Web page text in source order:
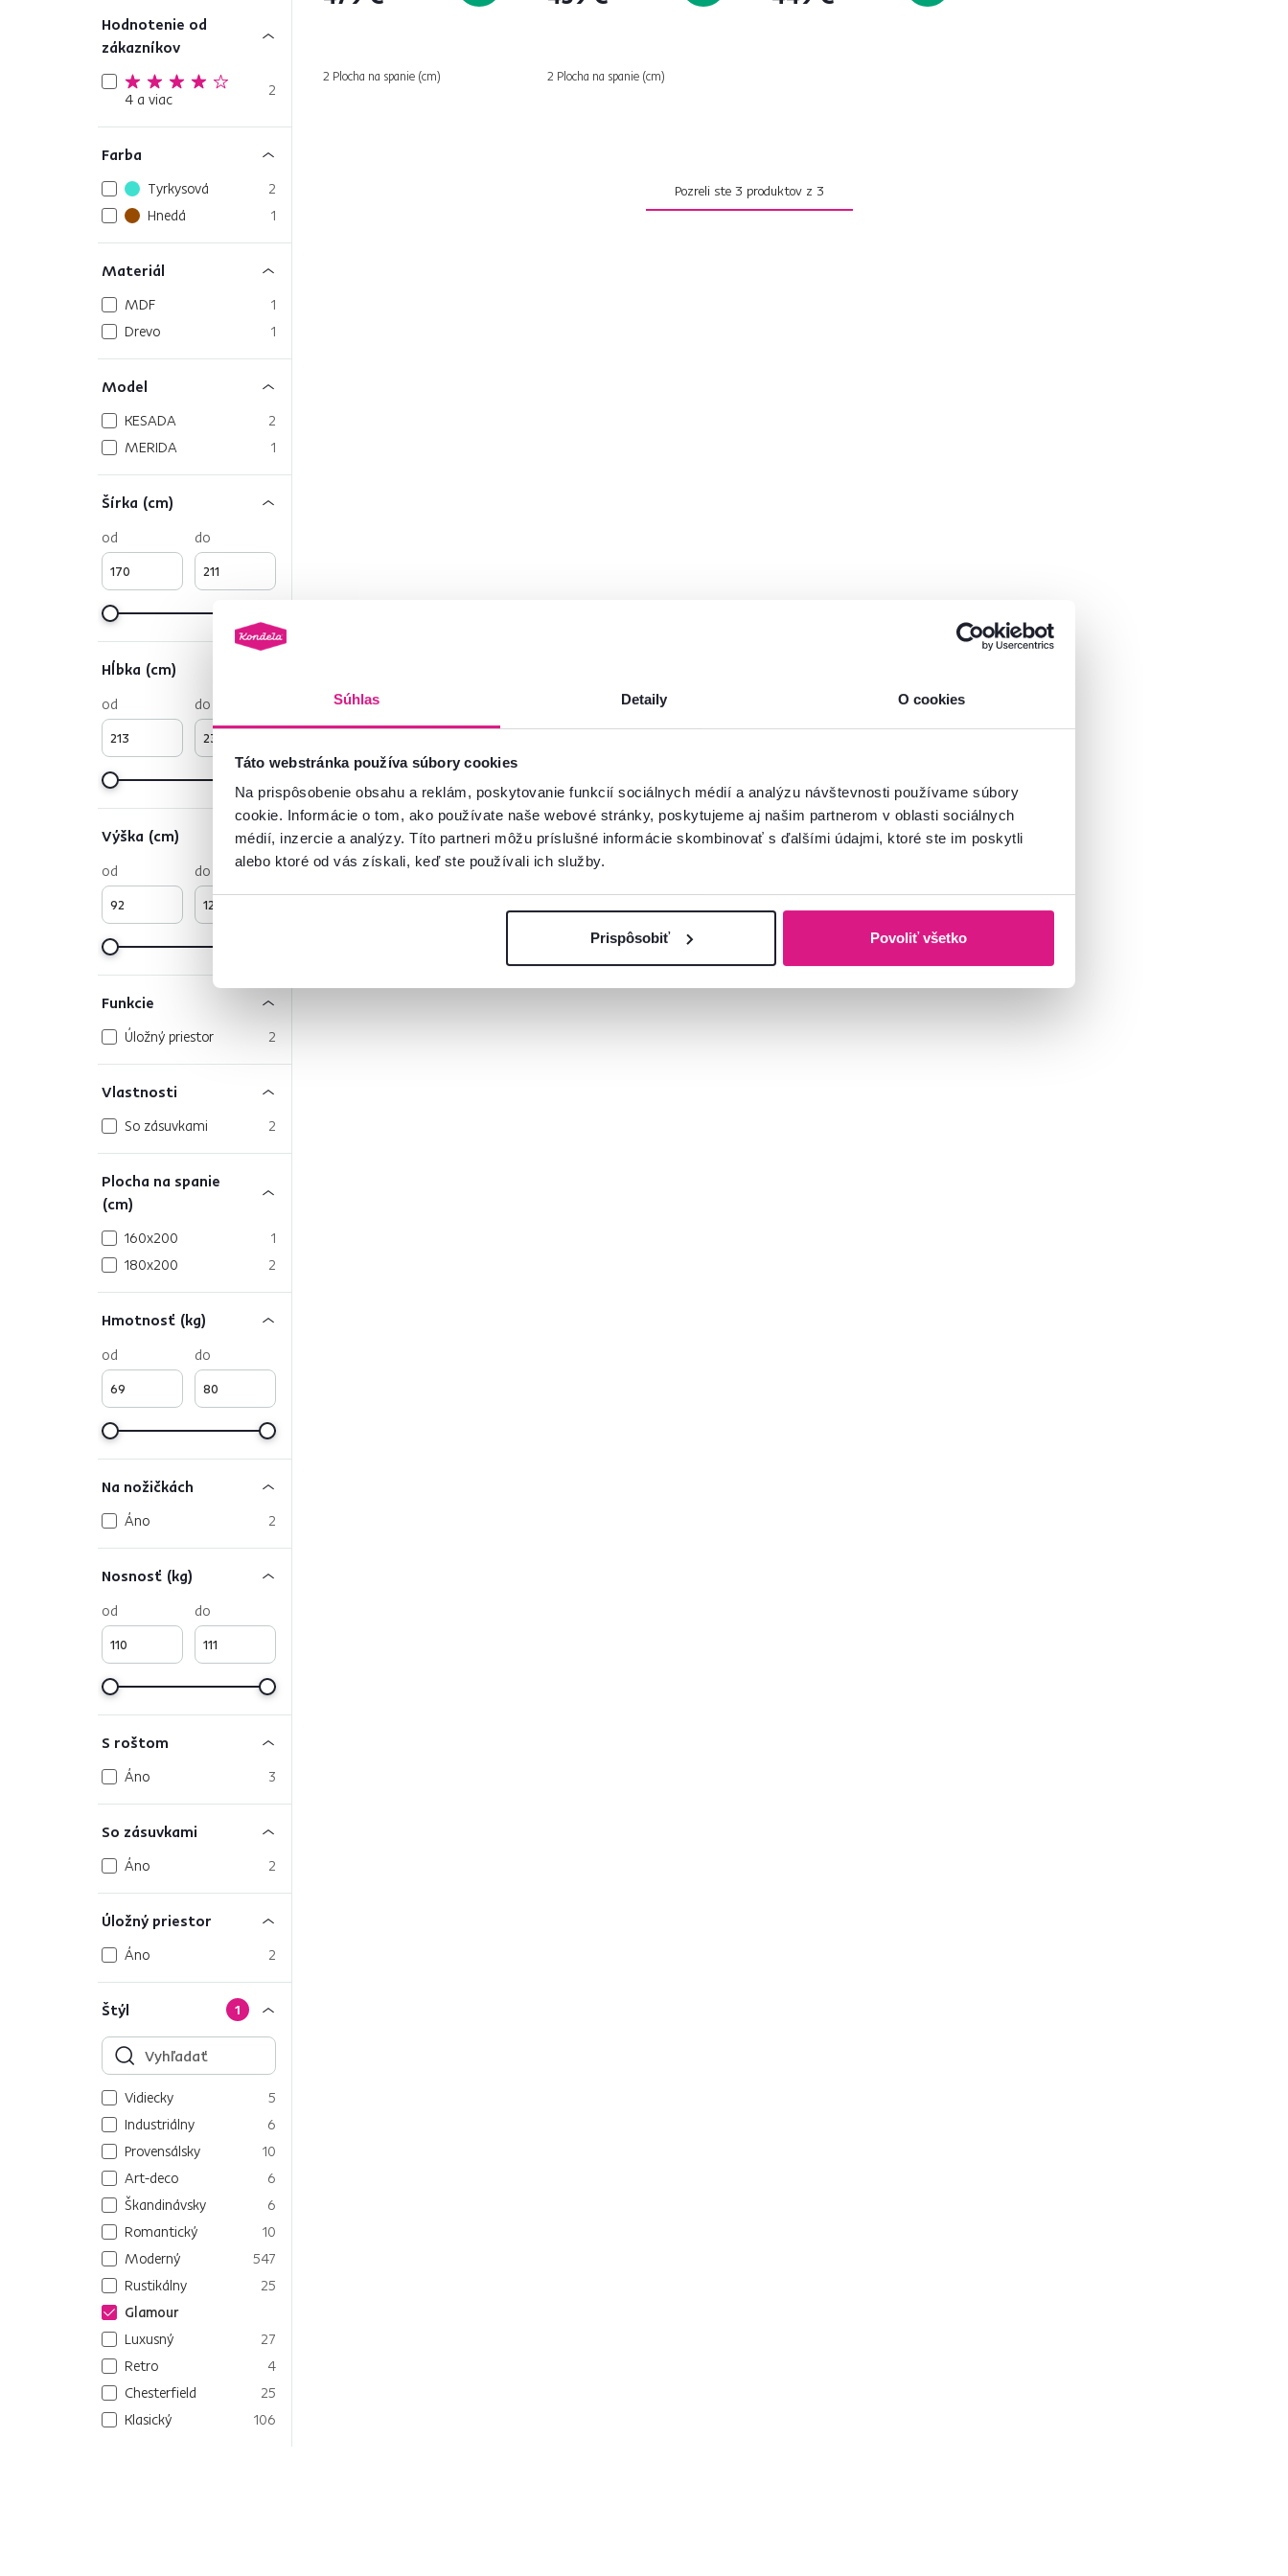
Súhlas Detaily O cookies
Táto webstránka používa súbory cookies
Na prispôsobenie obsahu a reklám, poskytovanie funkcií sociálnych médií a analýzu návštevnosti používame súbory
cookie. Informácie o tom, ako používate naše webové stránky, poskytujeme aj našim partnerom v oblasti sociálnych
médií, inzercie a analýzy. Títo partneri môžu príslušné informácie skombinovať s ďalšími údajmi, ktoré ste im poskytli
alebo ktoré od vás získali, keď ste používali ich služby.
Prispôsobiť Povoliť všetko
Hodnotenie od
zákazníkov
4 a viac 2
Farba
Tyrkysová
2
Hnedá
1
Materiál
MDF
1
Drevo
1
Model
KESADA
2
MERIDA
1
Šírka (cm)
od
do
Hĺbka (cm)
od
do
Výška (cm)
od
do
Funkcie
Úložný priestor 2
Vlastnosti
So zásuvkami 2
Plocha na spanie
(cm)
160x200
1
180x200
2
Hmotnosť (kg)
od
do
Na nožičkách
Áno 2
Nosnosť (kg)
od
do
S roštom
Áno 3
So zásuvkami
Áno 2
Úložný priestor
Áno 2
Štýl 1
Vidiecky
5
Industriálny
6
Provensálsky
10
Art-deco
6
Škandinávsky
6
Romantický
10
Moderný
547
Rustikálny
25
Glamour
Luxusný
27
Retro
4
Chesterfield
25
Klasický
106
2 Plocha na spanie (cm) 2 Plocha na spanie (cm)
Pozreli ste 3 produktov z 3